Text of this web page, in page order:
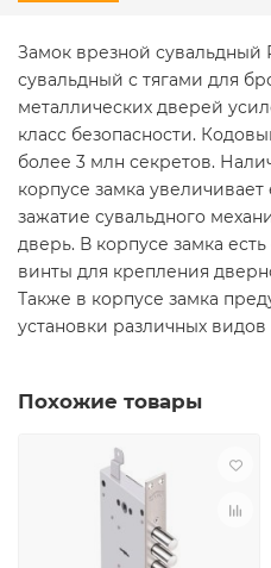
Замок врезной сувальдный
сувальдный с тягами для
металлических дверей
класс безопасности.
более 3 млн секретов.
корпусе замка
зажатие сувальдного
дверь. В корпусе замка
винты для крепления
Также в корпусе замка
установки различных
Похожие товары